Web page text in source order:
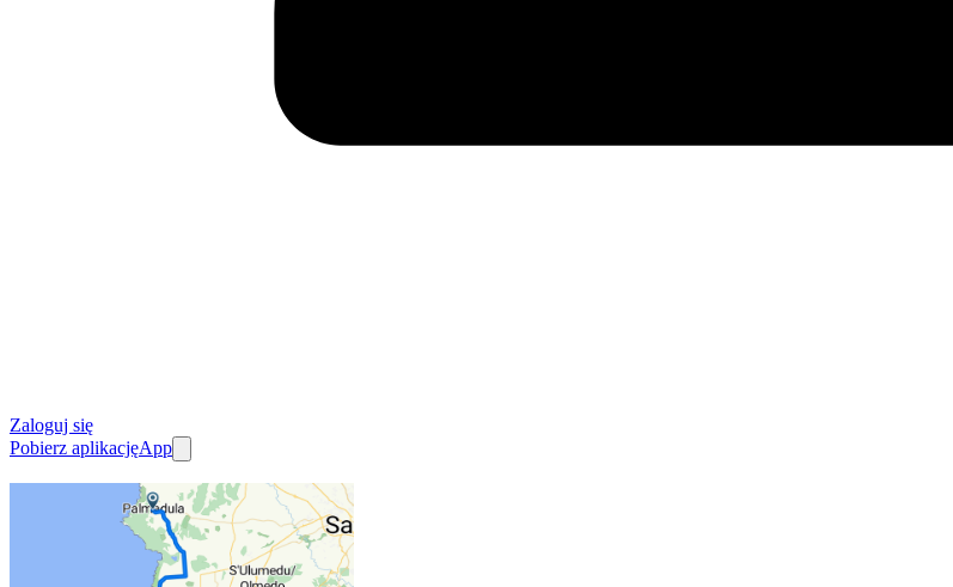
Zaloguj się
Pobierz aplikacjęApp